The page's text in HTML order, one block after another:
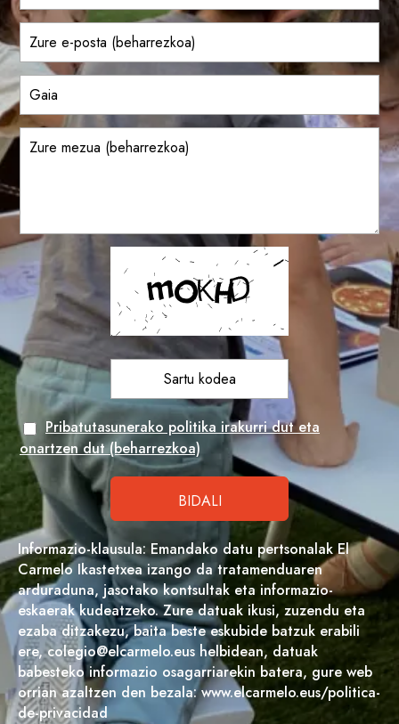
Pribatutasunerako politika irakurri dut eta
onartzen dut (beharrezkoa)
Informazio-klausula: Emandako datu pertsonalak El
Carmelo Ikastetxea izango da tratamenduaren
arduraduna, jasotako kontsultak eta informazio-
eskaerak kudeatzeko. Zure datuak ikusi, zuzendu eta
ezaba ditzakezu, baita beste eskubide batzuk erabili
ere, colegio@elcarmelo.eus helbidean, datuak
babesteko informazio osagarriarekin batera, gure web
orrian azaltzen den bezala: www.elcarmelo.eus/politica-
de-privacidad